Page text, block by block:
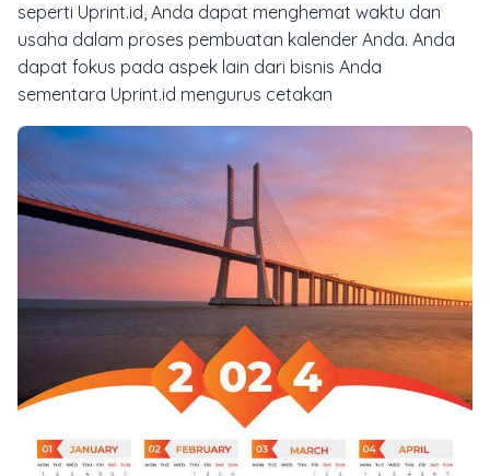
seperti Uprint.id, Anda dapat menghemat waktu dan
usaha dalam proses pembuatan kalender Anda. Anda
dapat fokus pada aspek lain dari bisnis Anda
sementara Uprint.id mengurus cetakan